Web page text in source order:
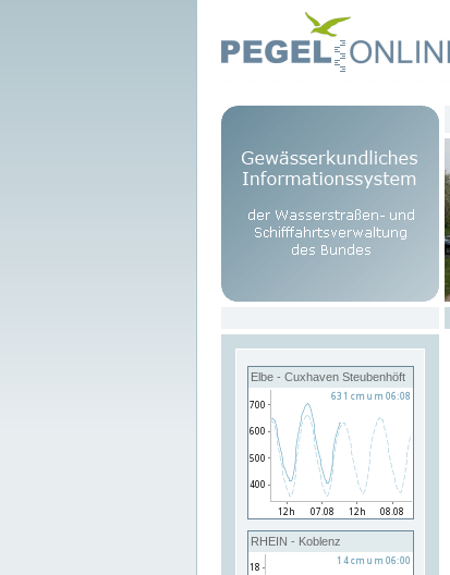
Elbe - Cuxhaven Steubenhöft
RHEIN - Koblenz